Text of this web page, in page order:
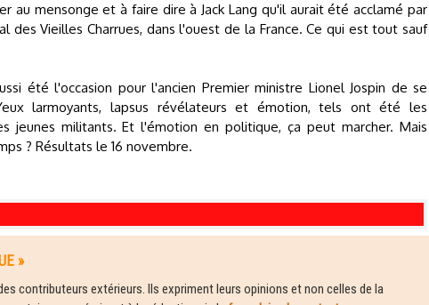
au mensonge et à faire dire à Jack Lang qu'il aurait été acclamé par
des Vieilles Charrues, dans l'ouest de la France. Ce qui est tout sauf
été l'occasion pour l'ancien Premier ministre Lionel Jospin de se
larmoyants, lapsus révélateurs et émotion, tels ont été les
jeunes militants. Et l'émotion en politique, ça peut marcher. Mais
? Résultats le 16 novembre.
»
contributeurs extérieurs. Ils expriment leurs opinions et non celles de la